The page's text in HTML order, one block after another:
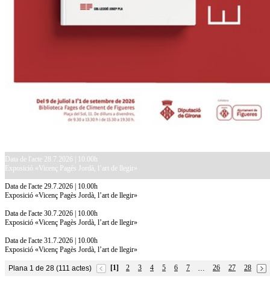
Data de l'acte 28.7.2026 | 10.00h
Exposició «Vicenç Pagès Jordà, l’art de llegir»
Data de l'acte 29.7.2026 | 10.00h
Exposició «Vicenç Pagès Jordà, l’art de llegir»
Data de l'acte 30.7.2026 | 10.00h
Exposició «Vicenç Pagès Jordà, l’art de llegir»
Data de l'acte 31.7.2026 | 10.00h
Exposició «Vicenç Pagès Jordà, l’art de llegir»
Plana 1 de 28 (111 actes) [1] 2 3 4 5 6 7 … 26 27
28